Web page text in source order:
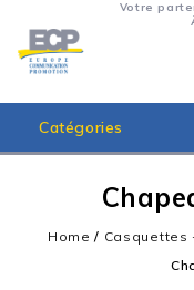
Votre
Catégories
Home / Casquettes